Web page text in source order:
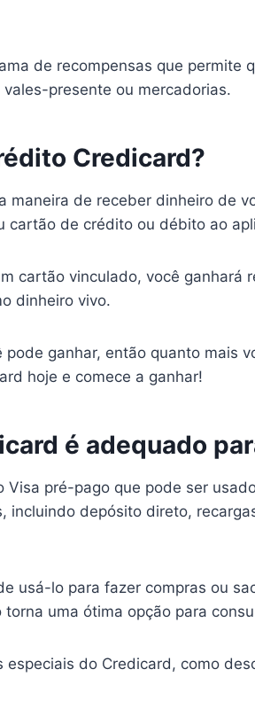
de recompensas que permite
presente ou mercadorias.
Credicard?
maneira de receber dinheiro de
cartão de crédito ou débito ao
cartão vinculado, você
dinheiro vivo.
ganhar, então quanto mais
hoje e comece a ganhar!
é adequado
pré-pago que pode ser
incluindo depósito direto,
usá-lo para fazer compras ou
uma ótima opção para
do Credicard, como